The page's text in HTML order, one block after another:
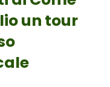
un tour